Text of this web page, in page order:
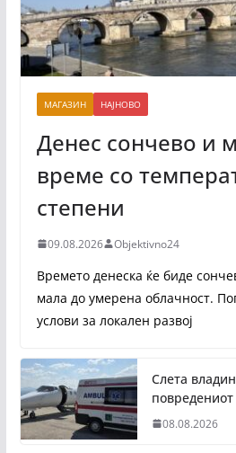
МАГАЗИН НАЈНОВО
Денес сончево и
време со
степени
09.08.2026 Objektivno24
Времето денеска ќе биде
мала до умерена облачност.
услови за локален развој
Слета
08.08.2026